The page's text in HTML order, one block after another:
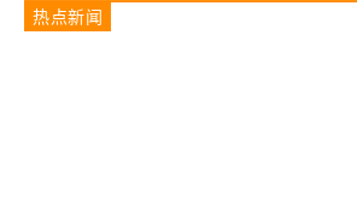
热点新闻